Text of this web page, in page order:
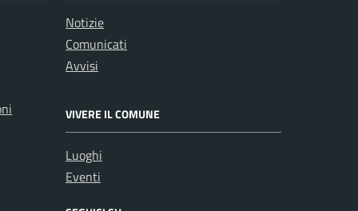
Notizie
Comunicati
Avvisi
VIVERE IL COMUNE
Luoghi
Eventi